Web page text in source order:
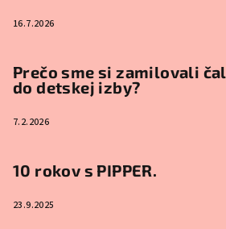
16.7.2026
Prečo sme si zamilovali
do detskej izby?
7.2.2026
10 rokov s PIPPER.
23.9.2025